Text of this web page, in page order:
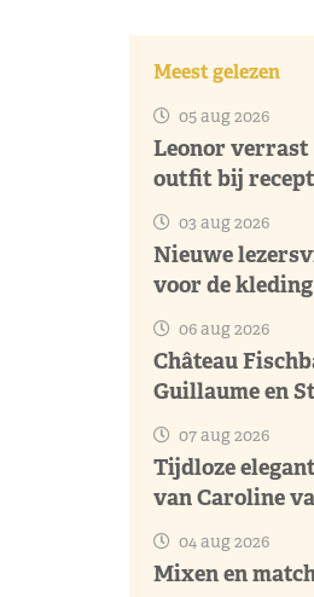
Meest gelezen
05 aug 2026
Leonor verrast
outfit bij
03 aug 2026
Nieuwe
voor de
06 aug 2026
Château
Guillaume en
07 aug 2026
Tijdloze
van Caroline
04 aug 2026
Mixen en